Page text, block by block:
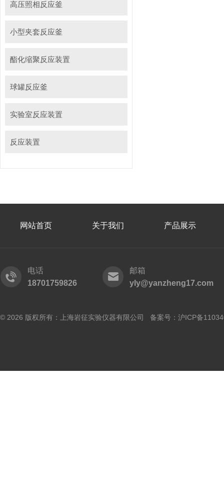
高压照相反应釜
小型夹套反应釜
酯化缩聚反应装置
球罐反应釜
实验室反应装置
反应装置
网站首页 关于我们 产品展示
电话
18701759826
邮箱
yly@yanzheng17.com
© 2026 版权所有：上海岩征实验仪器有限公司 备案号： 沪ICP备